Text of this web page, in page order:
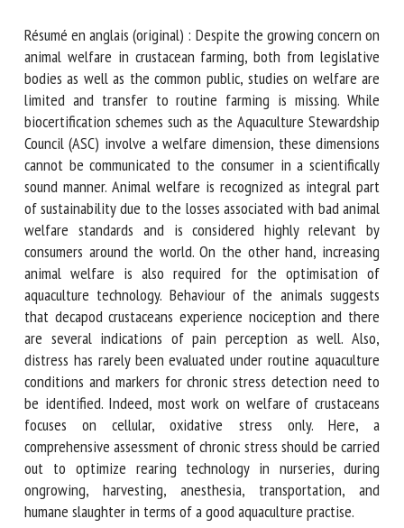
Résumé en anglais (original) : Despite the growing concern
on animal welfare in crustacean farming, both from
legislative bodies as well as the common public, studies on
welfare are limited and transfer to routine farming is
missing. While biocertification schemes such as the
Aquaculture Stewardship Council (ASC) involve a welfare
dimension, these dimensions cannot be communicated to
the consumer in a scientifically sound manner. Animal
welfare is recognized as integral part of sustainability due
to the losses associated with bad animal welfare standards
and is considered highly relevant by consumers around the
world. On the other hand, increasing animal welfare is also
required for the optimisation of aquaculture technology.
Behaviour of the animals suggests that decapod crustaceans
experience nociception and there are several indications of
pain perception as well. Also, distress has rarely been
evaluated under routine aquaculture conditions and markers
for chronic stress detection need to be identified. Indeed,
most work on welfare of crustaceans focuses on cellular,
oxidative stress only. Here, a comprehensive assessment of
chronic stress should be carried out to optimize rearing
technology in nurseries, during ongrowing, harvesting,